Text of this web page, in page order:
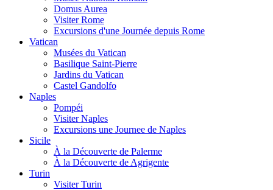
Domus Aurea
Visiter Rome
Excursions d'une Journée depuis Rome
Vatican
Musées du Vatican
Basilique Saint-Pierre
Jardins du Vatican
Castel Gandolfo
Naples
Pompéi
Visiter Naples
Excursions une Journee de Naples
Sicile
À la Découverte de Palerme
À la Découverte de Agrigente
Turin
Visiter Turin